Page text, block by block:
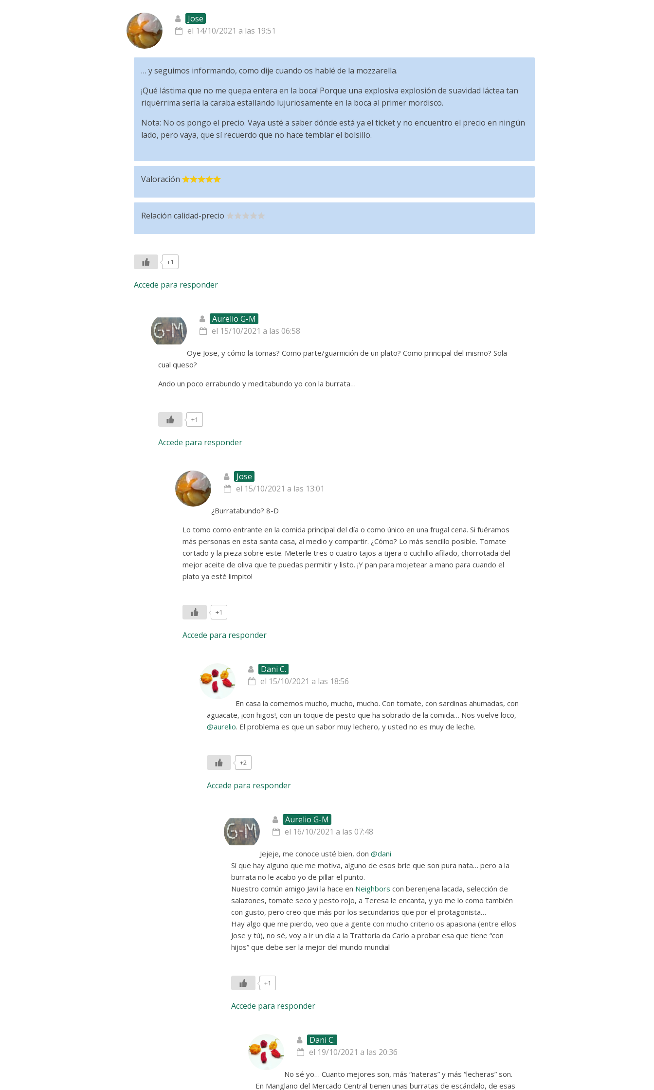
Jose
el 14/10/2021 a las 19:51
… y seguimos informando, como dije cuando os hablé de la mozzarella.
¡Qué lástima que no me quepa entera en la boca! Porque una explosiva explosión de suavidad láctea tan
riquérrima sería la caraba estallando lujuriosamente en la boca al primer mordisco.
Nota: No os pongo el precio. Vaya usté a saber dónde está ya el ticket y no encuentro el precio en ningún
lado, pero vaya, que sí recuerdo que no hace temblar el bolsillo.
Valoración
Relación calidad-precio
+1
Accede para responder
Aurelio G-M
el 15/10/2021 a las 06:58
Oye Jose, y cómo la tomas? Como parte/guarnición de un plato? Como principal del mismo? Sola
cual queso?
Ando un poco errabundo y meditabundo yo con la burrata…
+1
Accede para responder
Jose
el 15/10/2021 a las 13:01
¿Burratabundo? 8-D
Lo tomo como entrante en la comida principal del día o como único en una frugal cena. Si fuéramos
más personas en esta santa casa, al medio y compartir. ¿Cómo? Lo más sencillo posible. Tomate
cortado y la pieza sobre este. Meterle tres o cuatro tajos a tijera o cuchillo afilado, chorrotada del
mejor aceite de oliva que te puedas permitir y listo. ¡Y pan para mojetear a mano para cuando el
plato ya esté limpito!
+1
Accede para responder
Dani C.
el 15/10/2021 a las 18:56
En casa la comemos mucho, mucho, mucho. Con tomate, con sardinas ahumadas, con
aguacate, ¡con higos!, con un toque de pesto que ha sobrado de la comida… Nos vuelve loco,
@aurelio. El problema es que un sabor muy lechero, y usted no es muy de leche.
+2
Accede para responder
Aurelio G-M
el 16/10/2021 a las 07:48
Jejeje, me conoce usté bien, don @dani
Sí que hay alguno que me motiva, alguno de esos brie que son pura nata… pero a la
burrata no le acabo yo de pillar el punto.
Nuestro común amigo Javi la hace en Neighbors con berenjena lacada, selección de
salazones, tomate seco y pesto rojo, a Teresa le encanta, y yo me lo como también
con gusto, pero creo que más por los secundarios que por el protagonista…
Hay algo que me pierdo, veo que a gente con mucho criterio os apasiona (entre ellos
Jose y tú), no sé, voy a ir un día a la Trattoria da Carlo a probar esa que tiene “con
hijos” que debe ser la mejor del mundo mundial
+1
Accede para responder
Dani C.
el 19/10/2021 a las 20:36
No sé yo… Cuanto mejores son, más “nateras” y más “lecheras” son.
En Manglano del Mercado Central tienen unas burratas de escándalo, de esas